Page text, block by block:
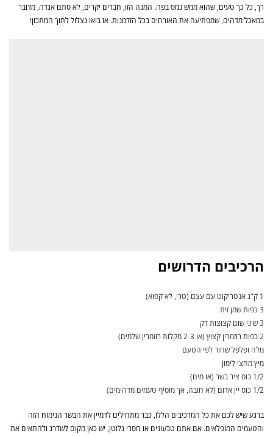
רך, כל כך טעים, שהוא ממש נמס בפה. המנה הזו, חברים יקרים, לא סתם אגדה, מדובר
במאכל מדהים, שמפתיעה את האורחים בכל הזדמנות. אז בואו נצלול לתוך המתכון!
הרכיבים הדרושים
1 ק"ג אנטריקוט עם עצם (טרי, לא קפוא)
3 כפות שמן זית
3 שיני שום קצוצות דק
2 כפות רוזמרין קצוץ (או 2-3 מקלות רוזמרין שלמים)
מלח ופלפל שחור לפי הטעם
מיץ מחצי לימון
1/2 כוס ציר בשר (או מים)
1/2 כוס יין אדום (לא חובה, אך מוסיף טעמים מדהימים)
ברגע שיש לכם את כל המרכיבים הללו, כבר מתחילים לדמיין את הבשר הנימוח הזה
והטעמים המופלאים. אם אתם טבעונים או חסרי גלוטן, יש כאן מקום לשדרג ולהתאים את